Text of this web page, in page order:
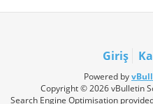
Giriş
Powered by
Copyright © 2026 vBulletin
Search Engine Optimisation